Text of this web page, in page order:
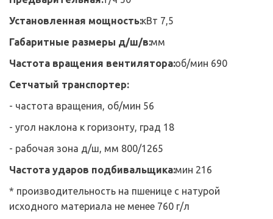
Установленная мощность:кВт 7,5
Габаритные размеры д/ш/в:мм
Частота вращения вентилятора:об/мин 690
Сетчатый транспортер:
- частота вращения, об/мин 56
- угол наклона к горизонту, град 18
- рабочая зона д/ш, мм 800/1265
Частота ударов подбивальщика:мин 216
* производительность на пшенице с натурой
исходного материала не менее 760 г/л